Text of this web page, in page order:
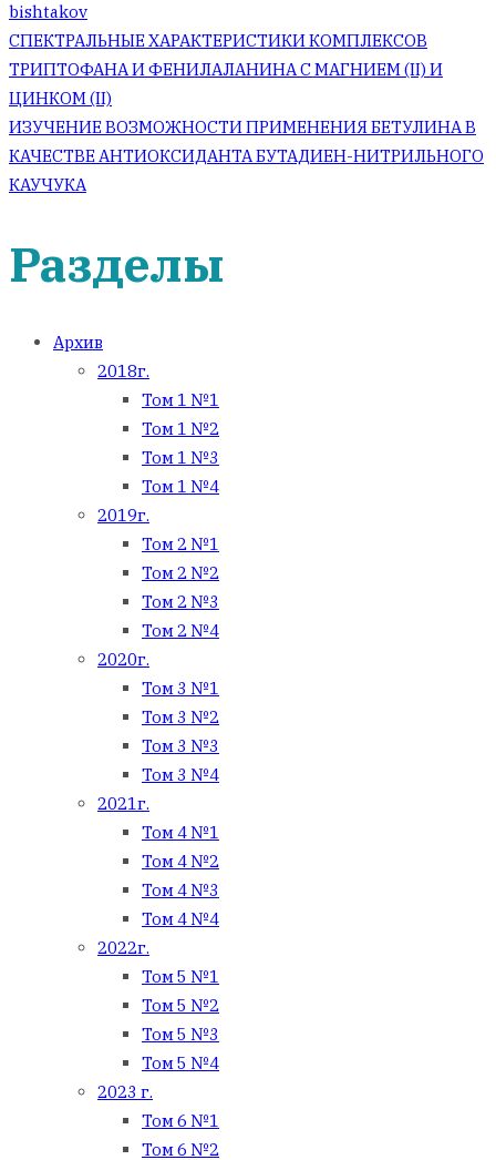
bishtakov
Навигация
по
записям
СПЕКТРАЛЬНЫЕ ХАРАКТЕРИСТИКИ КОМПЛЕКСОВ
ТРИПТОФАНА И ФЕНИЛАЛАНИНА С МАГНИЕМ (II) И
ЦИНКОМ (II)
ИЗУЧЕНИЕ ВОЗМОЖНОСТИ ПРИМЕНЕНИЯ БЕТУЛИНА В
КАЧЕСТВЕ АНТИОКСИДАНТА БУТАДИЕН-НИТРИЛЬНОГО
КАУЧУКА
Разделы
Архив
2018г.
Том 1 №1
Том 1 №2
Том 1 №3
Том 1 №4
2019г.
Том 2 №1
Том 2 №2
Том 2 №3
Том 2 №4
2020г.
Том 3 №1
Том 3 №2
Том 3 №3
Том 3 №4
2021г.
Том 4 №1
Том 4 №2
Том 4 №3
Том 4 №4
2022г.
Том 5 №1
Том 5 №2
Том 5 №3
Том 5 №4
2023 г.
Том 6 №1
Том 6 №2